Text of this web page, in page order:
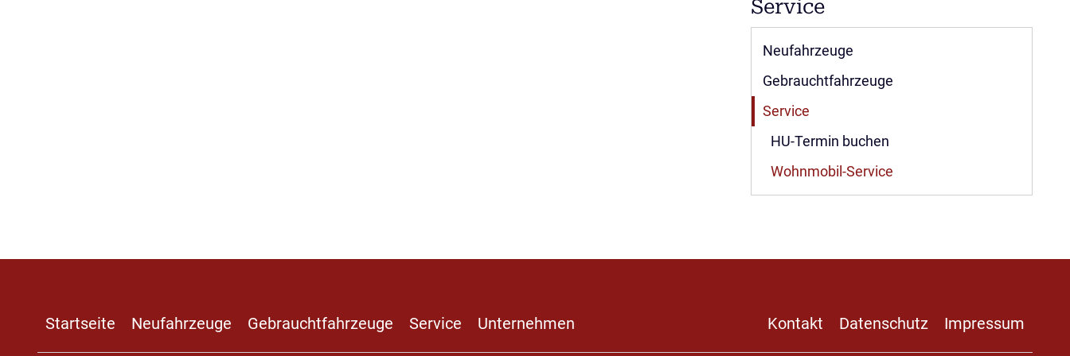
Service
Navigation
überspringen
Neufahrzeuge
Gebrauchtfahrzeuge
Service
HU-Termin buchen
Wohnmobil-Service
Navigation
überspringen
Startseite Neufahrzeuge Gebrauchtfahrzeuge Service Unternehmen
Navigation
überspringen
Kontakt Datenschutz Impressum